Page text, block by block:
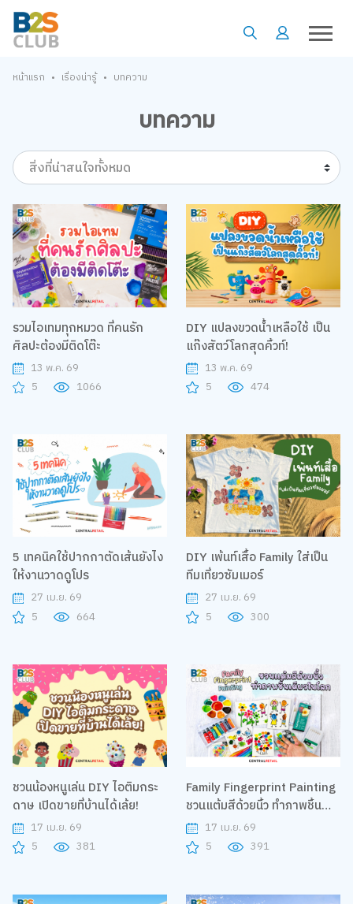
หน้าแรก • เรื่องน่ารู้ • บทความ
บทความ
สิ่งที่น่าสนใจทั้งหมด
รวมไอเทมทุกหมวด ที่คนรัก
ศิลปะต้องมีติดโต๊ะ
13 พ.ค. 69
5
1066
DIY แปลงขวดน้ำเหลือใช้ เป็น
แก๊งสัตว์โลกสุดคิ้วท์!
13 พ.ค. 69
5
474
5 เทคนิคใช้ปากกาตัดเส้นยังไง
ให้งานวาดดูโปร
27 เม.ย. 69
5
664
DIY เพ้นท์เสื้อ Family ใส่เป็น
ทีมเที่ยวซัมเมอร์
27 เม.ย. 69
5
300
ชวนน้องหนูเล่น DIY ไอติมกระ
ดาษ เปิดขายที่บ้านได้เล้ย!
17 เม.ย. 69
5
381
Family Fingerprint Painting
ชวนแต้มสีด้วยนิ้ว ทำภาพชิ้น
เดียวในโลก
17 เม.ย. 69
5
391